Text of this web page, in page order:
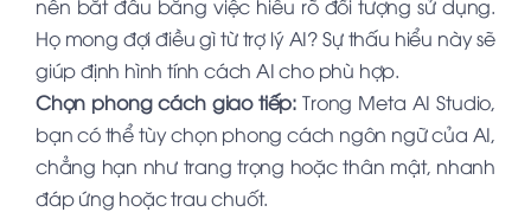
nên bắt đầu bằng việc hiểu rõ đối tượng sử dụng.
Họ mong đợi điều gì từ trợ lý AI? Sự thấu hiểu này sẽ
giúp định hình tính cách AI cho phù hợp.
Chọn phong cách giao tiếp: Trong Meta AI Studio,
bạn có thể tùy chọn phong cách ngôn ngữ của AI,
chẳng hạn như trang trọng hoặc thân mật, nhanh
đáp ứng hoặc trau chuốt.